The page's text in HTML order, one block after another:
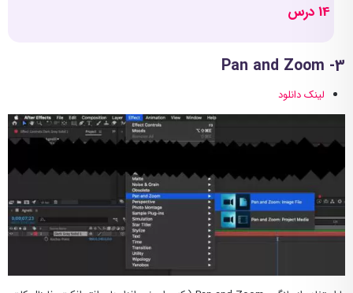
14 درس
3- Pan and Zoom
لینک دانلود